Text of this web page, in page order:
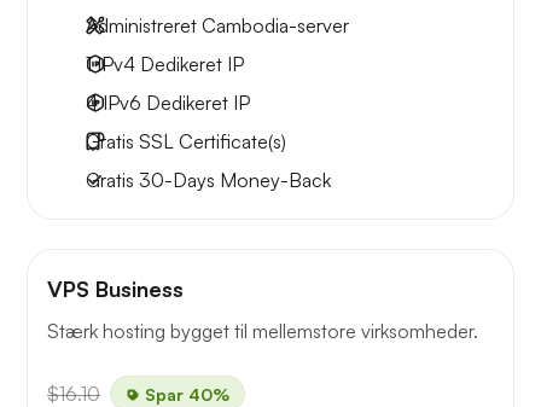
Administreret Cambodia-server
1 IPv4 Dedikeret IP
4 IPv6 Dedikeret IP
Gratis SSL Certificate(s)
Gratis 30-Days Money-Back
VPS Business
Stærk hosting bygget til mellemstore virksomheder.
$16.10 Spar 40%